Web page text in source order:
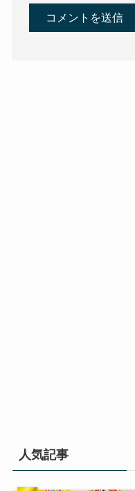
人気記事